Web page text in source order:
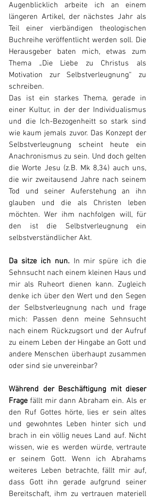
Augenblicklich arbeite ich an einem
längeren Artikel, der nächstes Jahr als
Teil einer vierbändigen theologischen
Buchreihe veröffentlicht werden soll. Die
Herausgeber baten mich, etwas zum
Thema „Die Liebe zu Christus als
Motivation zur Selbstverleugnung“ zu
schreiben.
Das ist ein starkes Thema, gerade in
einer Kultur, in der der Individualismus
und die Ich-Bezogenheitt so stark sind
wie kaum jemals zuvor. Das Konzept der
Selbstverleugnung scheint heute ein
Anachronismus zu sein. Und doch gelten
die Worte Jesu (z.B. Mk 8,34) auch uns,
die wir zweitausend Jahre nach seinem
Tod und seiner Auferstehung an ihn
glauben und die als Christen leben
möchten. Wer ihm nachfolgen will, für
den ist die Selbstverleugnung ein
selbstverständlicher Akt.
Da sitze ich nun. In mir spüre ich die
Sehnsucht nach einem kleinen Haus und
mir als Ruheort dienen kann. Zugleich
denke ich über den Wert und den Segen
der Selbstverleugnung nach und frage
mich: Passen denn meine Sehnsucht
nach einem Rückzugsort und der Aufruf
zu einem Leben der Hingabe an Gott und
andere Menschen überhaupt zusammen
oder sind sie unvereinbar?
Während der Beschäftigung mit dieser
Frage fällt mir dann Abraham ein. Als er
den Ruf Gottes hörte, lies er sein altes
und gewohntes Leben hinter sich und
brach in ein völlig neues Land auf. Nicht
wissen, wie es werden würde, vertraute
er seinem Gott. Wenn ich Abrahams
weiteres Leben betrachte, fällt mir auf,
dass Gott ihn gerade aufgrund seiner
Bereitschaft, ihm zu vertrauen materiell